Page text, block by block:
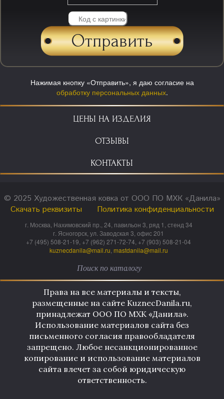
Нажимая кнопку «Отправить», я даю согласие на
обработку персональных данных.
ЦЕНЫ НА ИЗДЕЛИЯ
ОТЗЫВЫ
КОНТАКТЫ
© 2025 Художественная ковка от ООО ПО МХК «Данила»
Скачать реквизиты
Политика конфиденциальности
г. Москва, Нахимовский пр., 24, павильон 3, ряд 1, стенд 34
г. Ясногорск, ул. Заводская 3, офис 201
+7 (495) 508-21-19, +7 (962) 271-72-74, +7 (903) 508-21-04
kuznecdanila@mail.ru mastdanila@mail.ru
Права на все материалы и тексты,
размещенные на сайте KuznecDanila.ru,
принадлежат ООО ПО МХК «Данила».
Использование материалов сайта без
письменного согласия правообладателя
запрещено. Любое несанкционированное
копирование и использование материалов
сайта влечет за собой юридическую
ответственность.